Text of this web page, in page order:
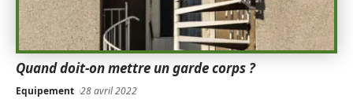
Quand doit-on mettre un garde corps ?
Equipement 28 avril 2022